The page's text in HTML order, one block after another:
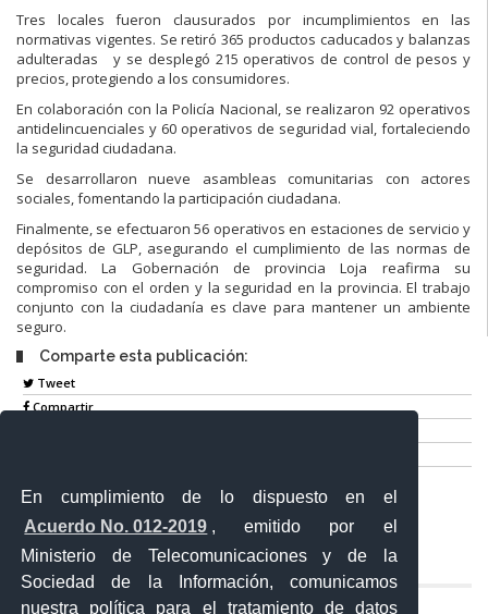
En cumplimiento de lo dispuesto en el
Acuerdo No. 012-2019 , emitido por el
Ministerio de Telecomunicaciones y de la
Sociedad de la Información, comunicamos
nuestra política para el tratamiento de datos
Tres locales fueron clausurados por incumplimientos en las
normativas vigentes. Se retiró 365 productos caducados y balanzas
adulteradas y se desplegó 215 operativos de control de pesos y
precios, protegiendo a los consumidores.
En colaboración con la Policía Nacional, se realizaron 92 operativos
antidelincuenciales y 60 operativos de seguridad vial, fortaleciendo
la seguridad ciudadana.
Se desarrollaron nueve asambleas comunitarias con actores
sociales, fomentando la participación ciudadana.
Finalmente, se efectuaron 56 operativos en estaciones de servicio y
depósitos de GLP, asegurando el cumplimiento de las normas de
seguridad. La Gobernación de provincia Loja reafirma su
compromiso con el orden y la seguridad en la provincia. El trabajo
conjunto con la ciudadanía es clave para mantener un ambiente
seguro.
Comparte esta publicación:
Tweet
Compartir
Entérate